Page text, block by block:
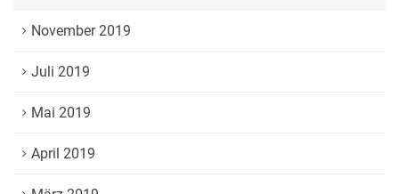
November 2019
Juli 2019
Mai 2019
April 2019